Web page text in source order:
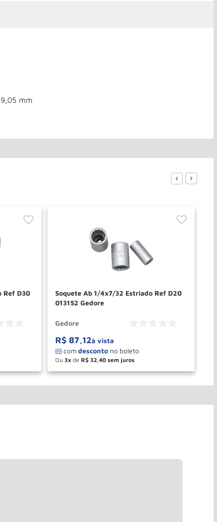
mm
Ref D30
Soquete Ab 1/4x7/32 Estriado Ref D20
013152 Gedore
Gedore
R$ 87,12à vista
Ou 3 de R$ 32 40
＋
－ COMPRAR